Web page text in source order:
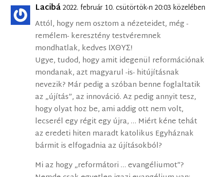
Lacibá2022. február 10. csütörtök-n 20:03 közelében
Attól, hogy nem osztom a nézeteidet, még -
remélem- keresztény testvéremnek
mondhatlak, kedves ΙΧΘΥΣ!
Ugye, tudod, hogy amit idegenül reformációnak
mondanak, azt magyarul -is- hitújításnak
nevezik? Már pedig a szóban benne foglaltatik
az „újítás”, az innováció. Az pedig annyit tesz,
hogy olyat hoz be, ami addig ott nem volt,
lecserél egy régit egy újra, … Miért kéne tehát
az eredeti hiten maradt katolikus Egyháznak
bármit is elfogadnia az újításokból?
Mi az hogy „reformátori … evangéliumot”?